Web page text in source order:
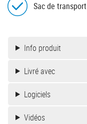
Sac de transport
Info produit
Livré avec
Logiciels
Vidéos